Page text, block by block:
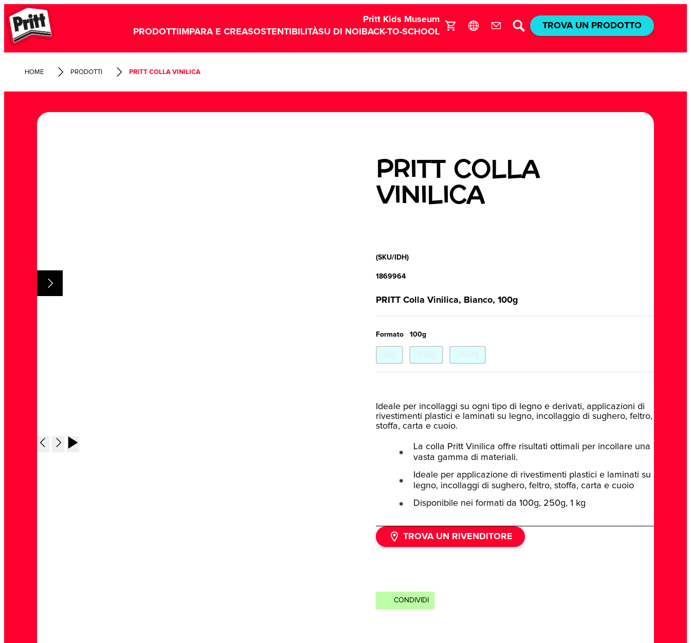
PRODOTTI IMPARA E CREASOSTENTIBILITÀSU DI NOI BACK-TO-SCHOOL
Pritt Kids Museum
TROVA UN PRODOTTO
HOME PRODOTTI PRITT COLLA VINILICA
PRITT COLLA
VINILICA
(SKU/IDH)
1869964
PRITT Colla Vinilica, Bianco, 100g
Formato 100g
Ideale per incollaggi su ogni tipo di legno e derivati, applicazioni di
rivestimenti plastici e laminati su legno, incollaggio di sughero, feltro,
stoffa, carta e cuoio.
La colla Pritt Vinilica offre risultati ottimali per incollare una
vasta gamma di materiali.
Ideale per applicazione di rivestimenti plastici e laminati su
legno, incollaggi di sughero, feltro, stoffa, carta e cuoio
Disponibile nei formati da 100g, 250g, 1 kg
TROVA UN RIVENDITORE
CONDIVIDI